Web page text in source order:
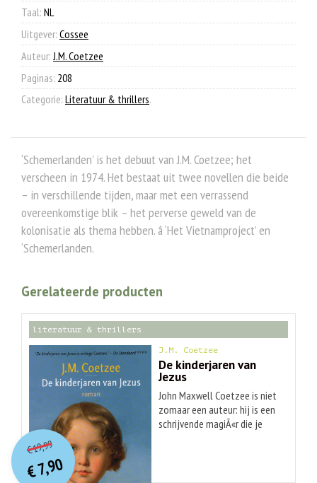
Taal: NL
Uitgever: Cossee
Auteur: J.M. Coetzee
Paginas: 208
Categorie: Literatuur & thrillers.
‘Schemerlanden’ is het debuut van J.M. Coetzee; het
verscheen in 1974. Het bestaat uit twee novellen die beide
– in verschillende tijden, maar met een verrassend
overeenkomstige blik – het perverse geweld van de
kolonisatie als thema hebben. â ‘Het Vietnamproject’ en
‘Schemerlanden.
Gerelateerde producten
literatuur & thrillers
J.M. Coetzee
De kinderjaren van
Jezus
John Maxwell Coetzee is niet
zomaar een auteur: hij is een
schrijvende magiÃ«r die je
doordringen.' - Bert
€19,99O
orspr
onkelijke
prijs
was:
€7,90
Huidige
prijs
is: